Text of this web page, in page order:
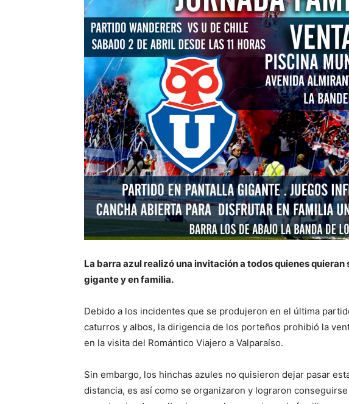
La barra azul realizó una invitación a todos quienes
gigante y en familia.
Debido a los incidentes que se produjeron en el última
caturros y albos, la dirigencia de los porteños prohibió la
en la visita del Romántico Viajero a Valparaíso.
Sin embargo, los hinchas azules no quisieron dejar pasar
distancia, es así como se organizaron y lograron